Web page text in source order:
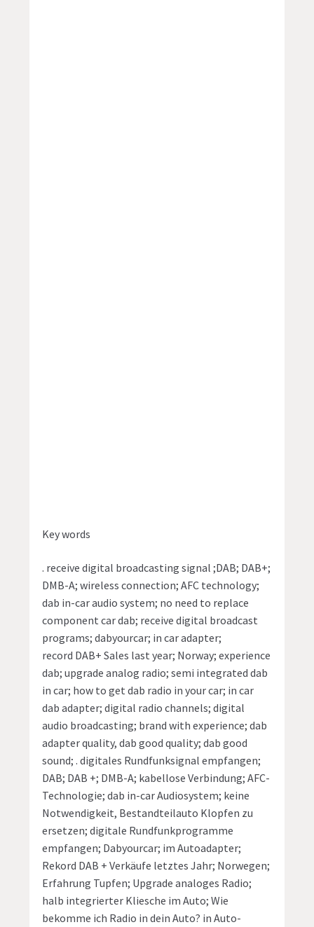
Key words
. receive digital broadcasting signal ;DAB; DAB+;
DMB-A; wireless connection; AFC technology;
dab in-car audio system; no need to replace
component car dab; receive digital broadcast
programs; dabyourcar; in car adapter;
record DAB+ Sales last year; Norway; experience
dab; upgrade analog radio; semi integrated dab
in car; how to get dab radio in your car; in car
dab adapter; digital radio channels; digital
audio broadcasting; brand with experience; dab
adapter quality, dab good quality; dab good
sound; . digitales Rundfunksignal empfangen;
DAB; DAB +; DMB-A; kabellose Verbindung; AFC-
Technologie; dab in-car Audiosystem; keine
Notwendigkeit, Bestandteilauto Klopfen zu
ersetzen; digitale Rundfunkprogramme
empfangen; Dabyourcar; im Autoadapter;
Rekord DAB + Verkäufe letztes Jahr; Norwegen;
Erfahrung Tupfen; Upgrade analoges Radio;
halb integrierter Kliesche im Auto; Wie
bekomme ich Radio in dein Auto? in Auto-